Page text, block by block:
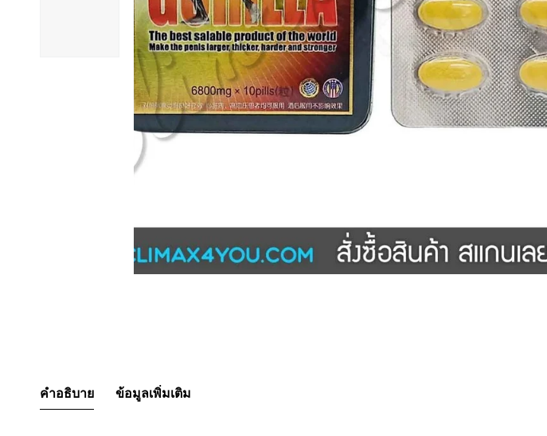
คำอธิบาย ข้อมูลเพิ่มเติม